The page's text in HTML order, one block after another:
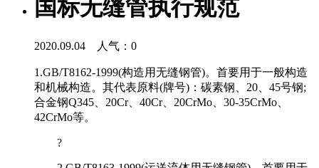
国标无缝管执行规范
2020.09.04 人气： 0
1.GB/T8162-1999(构造用无缝钢管)。首要用于一般构造
和机械构造。其代表原料(牌号)：碳素钢、20、45号钢;
合金钢Q345、20Cr、40Cr、20CrMo、30-35CrMo、
42CrMo等。
?